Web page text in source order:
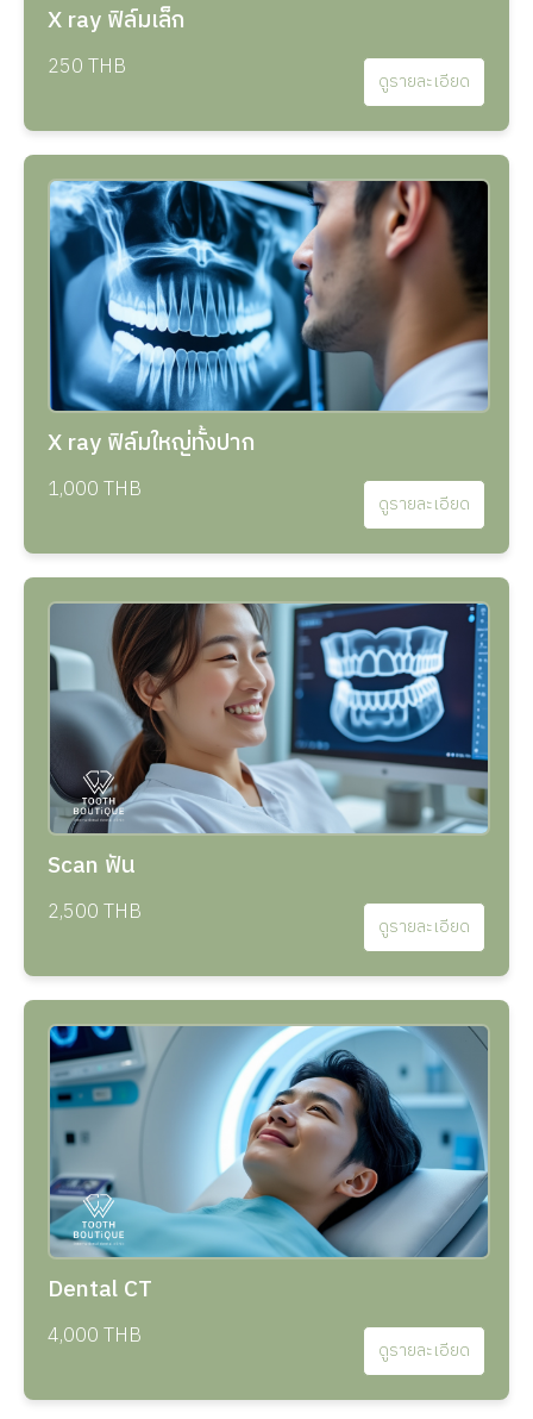
X ray ฟิล์มเล็ก
250 THB ดูรายละเอียด
X ray ฟิล์มใหญ่ทั้งปาก
1,000 THB ดูรายละเอียด
Scan ฟัน
2,500 THB ดูรายละเอียด
Dental CT
4,000 THB ดูรายละเอียด